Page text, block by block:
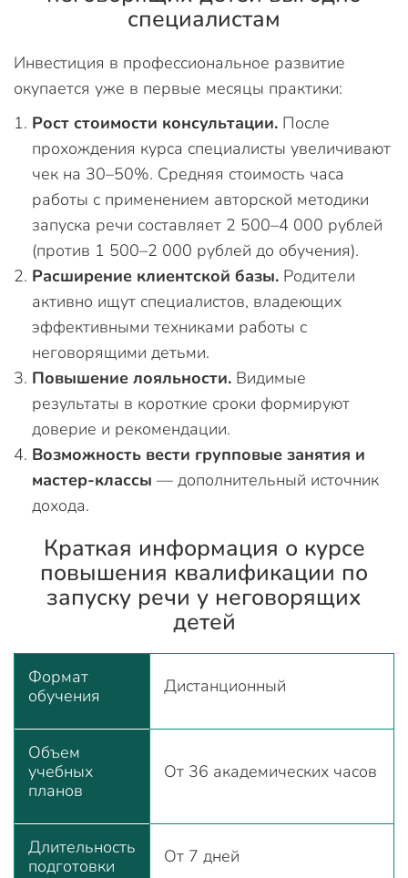
специалистам
Инвестиция в профессиональное развитие
окупается уже в первые месяцы практики:
Рост стоимости консультации. После
прохождения курса специалисты увеличивают
чек на 30–50%. Средняя стоимость часа
работы с применением авторской методики
запуска речи составляет 2 500–4 000 рублей
(против 1 500–2 000 рублей до обучения).
Расширение клиентской базы. Родители
активно ищут специалистов, владеющих
эффективными техниками работы с
неговорящими детьми.
Повышение лояльности. Видимые
результаты в короткие сроки формируют
доверие и рекомендации.
Возможность вести групповые занятия и
мастер-классы — дополнительный источник
дохода.
Краткая информация о курсе
повышения квалификации по
запуску речи у неговорящих
детей
Формат
обучения
Дистанционный
Объем
учебных
планов
От 36 академических часов
Длительность
подготовки
От 7 дней